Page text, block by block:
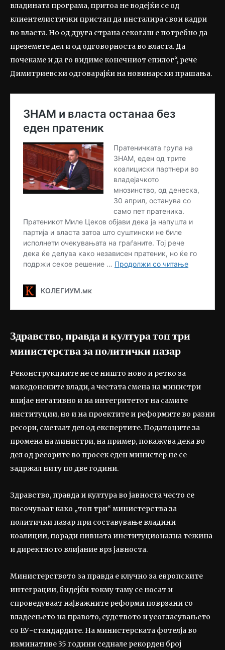
владината програма, притоа не водејќи се од
клиентелистички пристап да инсталира свои кадри
во власта. Но од друга страна секогаш е потребно да
преземете дел и од одговорноста во власта. Да
почекаме и да го видиме конечниот епилог“, рече
Димитриевски одговарајќи на новинарски прашања.
Здравство, правда и култура топ три
министерства за политички пазар
Реконструкциите не се ништо ново и ретко за
македонските влади, а честата смена на министри
влијае негативно и на интегритетот на самите
институции, но и на проектите и реформите во разни
ресори, сметаат дел од експертите. Податоците за
промена на министри, на пример, покажува дека во
дел од ресорите во просек еден министер не се
задржал ниту по две години.
Здравство, правда и култура во јавноста често се
посочуваат како „топ три“ министерства за
политички пазар при составување владини
коалиции, поради нивната институционална тежина
и директното влијание врз јавноста.
Министерството за правда е клучно за европските
интеграции, бидејќи токму таму се носат и
спроведуваат најважните реформи поврзани со
владеењето на правото, судството и усогласувањето
со ЕУ-стандардите. На министерската фотелја во
изминативе 35 години седнале рекорден број